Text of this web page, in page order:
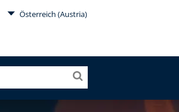
Österreich (Austria)